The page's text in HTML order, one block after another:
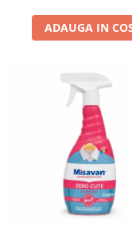
ADAUGA IN